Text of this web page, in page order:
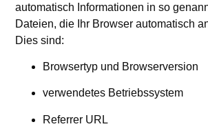
automatisch Informationen in so
Dateien, die Ihr Browser automatisch
Dies sind:
Browsertyp und Browserversion
verwendetes Betriebssystem
Referrer URL